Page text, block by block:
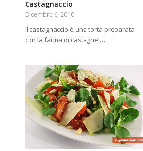
Castagnaccio
Dicembre 6, 2010
Il castagnaccio è una torta preparata
con la farina di castagne,…